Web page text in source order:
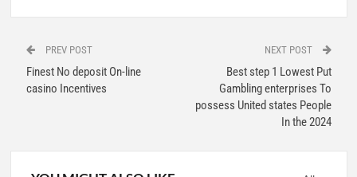
PREV POST
Finest No deposit On-line
casino Incentives
NEXT POST
Best step 1 Lowest Put
Gambling enterprises To
possess United states People
In the 2024